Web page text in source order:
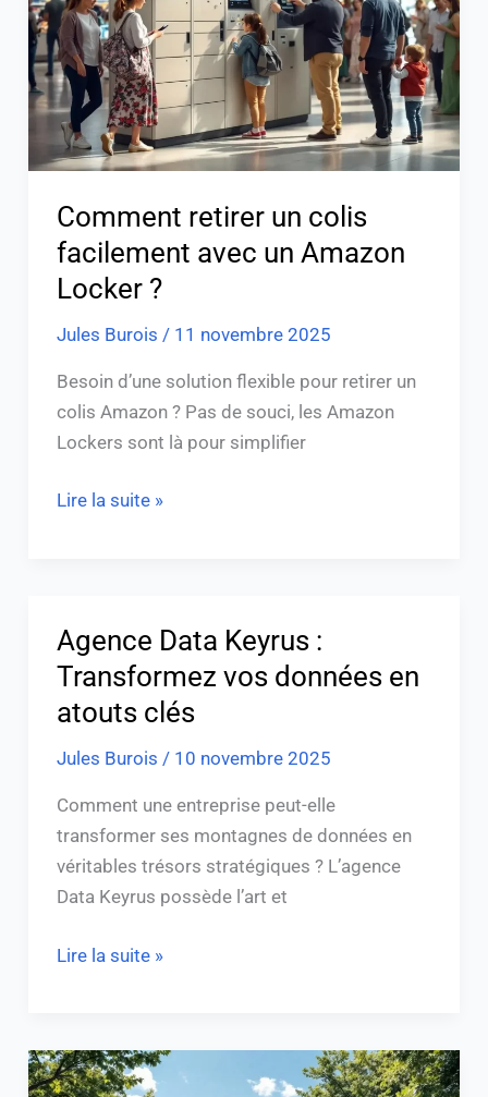
Comment retirer un colis
facilement avec un Amazon
Locker ?
Jules Burois / 11 novembre 2025
Besoin d’une solution flexible pour retirer un
colis Amazon ? Pas de souci, les Amazon
Lockers sont là pour simplifier
facilement
avec
un
Amazon
Locker
?
Lire la suite »
Agence Data Keyrus :
Transformez vos données en
atouts clés
Jules Burois / 10 novembre 2025
Comment une entreprise peut-elle
transformer ses montagnes de données en
véritables trésors stratégiques ? L’agence
Data Keyrus possède l’art et
Agence
Data
Keyrus
Transformez
Lire la suite »
Acheter